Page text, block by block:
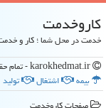
كاروخدمت
خدمت در محل شما ؛ کار و
بیمه
اشتغال
تولید